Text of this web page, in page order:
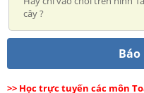
cây ?
Báo
>> Học trực tuyến các môn